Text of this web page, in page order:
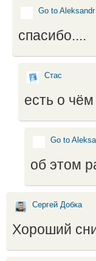
Go to Aleksandr
спасибо....
Стас
есть о
Go to
об этом
Сергей Добка
Хороший